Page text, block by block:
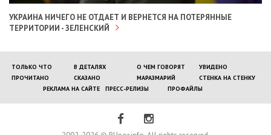
УКРАИНА НИЧЕГО НЕ ОТДАЕТ И ВЕРНЕТСЯ НА ПОТЕРЯННЫЕ
ТЕРРИТОРИИ - ЗЕЛЕНСКИЙ
ТОЛЬКО ЧТО В ДЕТАЛЯХ О ЧЕМ ГОВОРЯТ
УВИДЕНО
ПРОЧИТАНО
СКАЗАНО МАРАЗМАРИЙ
СТЕНКА НА СТЕНКУ
РЕКЛАМА НА САЙТЕ
ПРЕСС-РЕЛИЗЫ ПРОФАЙЛЫ